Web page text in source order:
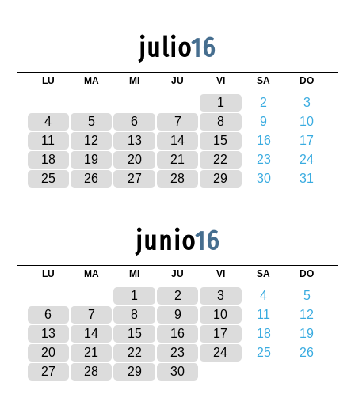
julio16
LU MA MI JU VI SA DO
1 2
3
4
5 6 7 8 9
10
11
12 13 14 15 16
17
18
19 20 21 22 23
24
25
26 27 28 29 30 31
junio16
LU MA MI JU VI SA DO
1 2 3 4
5
6
7 8 9 10 11
12
13
14 15 16 17 18
19
20
21 22 23 24 25
26
27
28 29 30